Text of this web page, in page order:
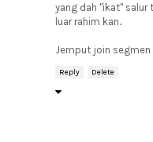
yang dah "ikat" salur
luar rahim kan..
Jemput join segmen
Reply Delete